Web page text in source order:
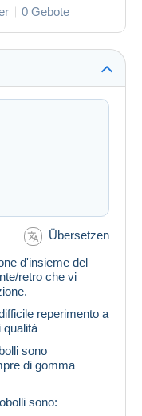
0 Gebote
Übersetzen
d'insieme del
retro che vi
reperimento a
qualità
sono
di gomma
sono: